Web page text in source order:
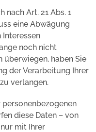
nach Art. 21 Abs. 1
eine Abwägung
Interessen
noch nicht
überwiegen, haben Sie
der Verarbeitung Ihrer
verlangen.
personenbezogenen
diese Daten – von
mit Ihrer